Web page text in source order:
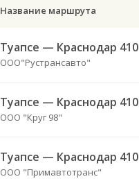
Название маршрута
Туапсе — Краснодар 410
ООО"Рустрансавто"
Туапсе — Краснодар 410
ООО "Круг 98"
Туапсе — Краснодар 410
ООО "Примавтотранс"